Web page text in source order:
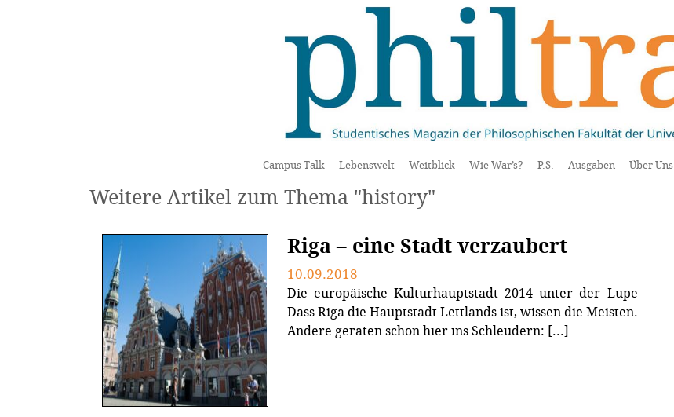
Campus Talk Lebenswelt Weitblick Wie War’s? P.S. Ausgaben Über Uns
Weitere Artikel zum Thema "history"
Riga – eine Stadt verzaubert
10.09.2018
Die europäische Kulturhauptstadt 2014 unter der Lupe
Dass Riga die Hauptstadt Lettlands ist, wissen die Meisten.
Andere geraten schon hier ins Schleudern: [...]